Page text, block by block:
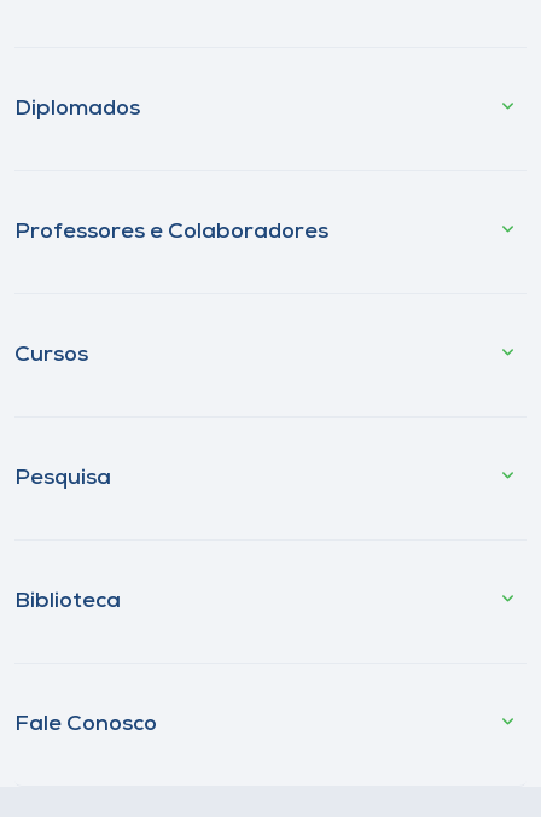
Diplomados
Professores e Colaboradores
Cursos
Pesquisa
Biblioteca
Fale Conosco